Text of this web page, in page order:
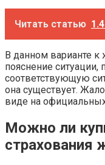
Читать статью
В данном варианте к
пояснение ситуации,
соответствующую
она существует.
виде на
Можно ли
страхования